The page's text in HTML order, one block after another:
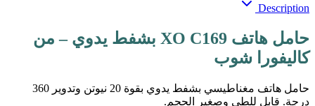
Description
حامل هاتف XO C169 بشفط يدوي – من
كاليفورا شوب
حامل هاتف مغناطيسي بشفط يدوي بقوة 20 نيوتن وتدوير 360
درجة. قابل للطي وصغير الحجم.